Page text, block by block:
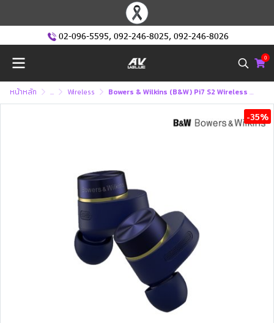
02-096-5595, 092-246-8025, 092-246-8026
0
หน้าหลัก ... Wireless Bowers & Wilkins (B&W) Pi7 S2 Wireless earbuds หูฟังไร้สาย
-35%